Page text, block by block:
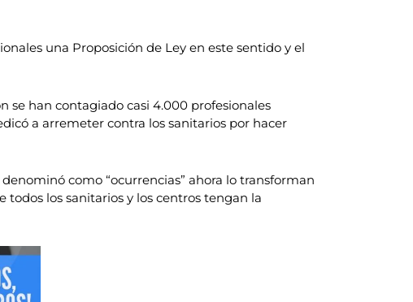
una Proposición de Ley en este sentido y el
se han contagiado casi 4.000 profesionales
a arremeter contra los sanitarios por hacer
como “ocurrencias” ahora lo transforman
los sanitarios y los centros tengan la